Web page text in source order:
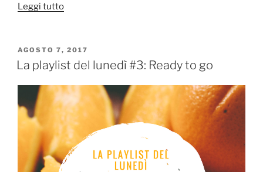
Leggi tutto“Malinconia:
infallibili
per
tra
libri,
tv
e
musica”
PUBBLICATO
IL
AGOSTO 7, 2017
La playlist del lunedì #3: Ready to go